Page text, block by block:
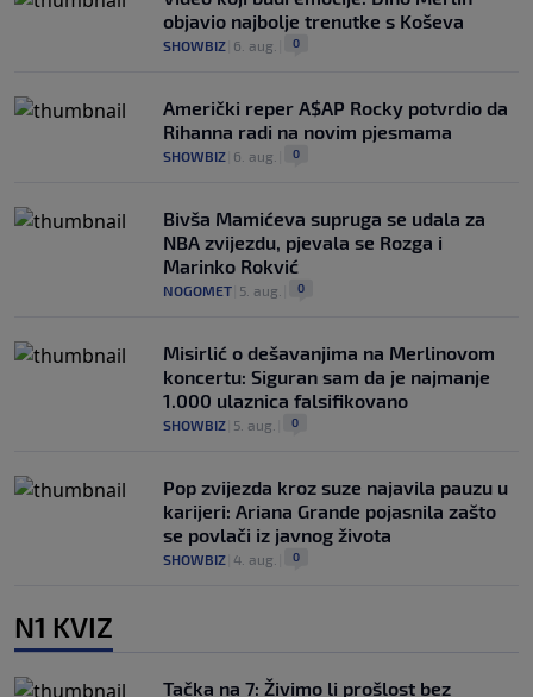
objavio najbolje trenutke s Koševa
SHOWBIZ 6. aug. 0
Američki reper A$AP Rocky potvrdio da
Rihanna radi na novim pjesmama
SHOWBIZ 6. aug. 0
Bivša Mamićeva supruga se udala za
NBA zvijezdu, pjevala se Rozga i
Marinko Rokvić
NOGOMET 5. aug. 0
Misirlić o dešavanjima na Merlinovom
koncertu: Siguran sam da je najmanje
1.000 ulaznica falsifikovano
SHOWBIZ 5. aug. 0
Pop zvijezda kroz suze najavila pauzu u
karijeri: Ariana Grande pojasnila zašto
se povlači iz javnog života
SHOWBIZ 4. aug. 0
N1 KVIZ
Tačka na 7: Živimo li prošlost bez